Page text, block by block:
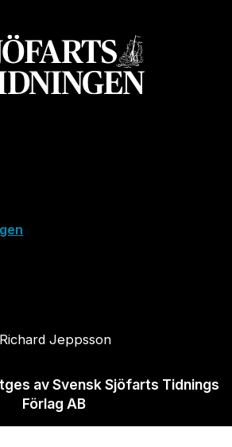
Jeppsson
av Svensk Sjöfarts Tidnings
Förlag AB